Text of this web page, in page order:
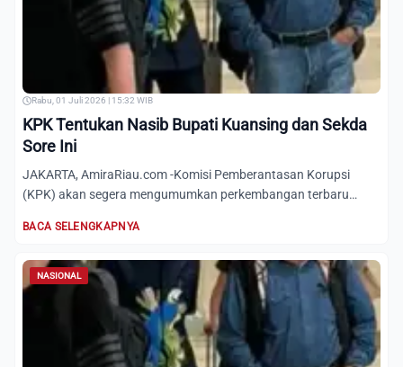
Rabu, 01 Juli 2026 | 15:32 WIB
KPK Tentukan Nasib Bupati Kuansing dan Sekda
Sore Ini
JAKARTA, AmiraRiau.com -Komisi Pemberantasan Korupsi
(KPK) akan segera mengumumkan perkembangan terbaru
BACA SELENGKAPNYA
NASIONAL